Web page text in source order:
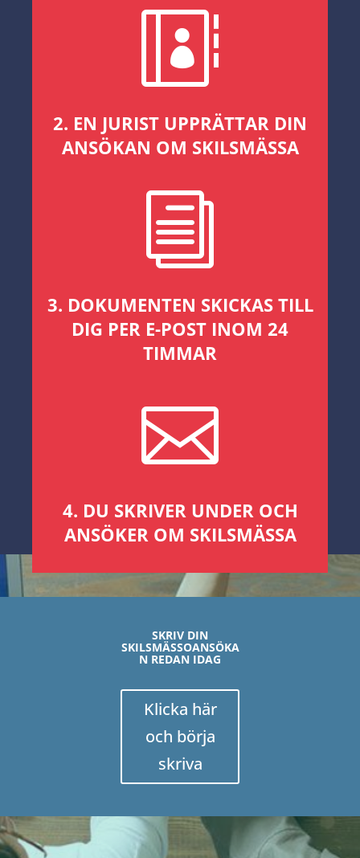

2. EN JURIST UPPRÄTTAR DIN
ANSÖKAN OM SKILSMÄSSA
i
3. DOKUMENTEN SKICKAS TILL
DIG PER E-POST INOM 24
TIMMAR

4. DU SKRIVER UNDER OCH
ANSÖKER OM SKILSMÄSSA
SKRIV DIN
SKILSMÄSSOANSÖKA
N REDAN IDAG
Klicka här
och börja
skriva